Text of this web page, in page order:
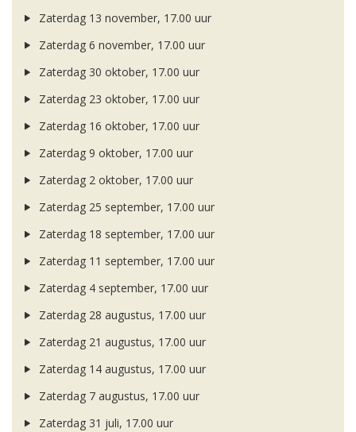
Zaterdag 13 november, 17.00 uur
Zaterdag 6 november, 17.00 uur
Zaterdag 30 oktober, 17.00 uur
Zaterdag 23 oktober, 17.00 uur
Zaterdag 16 oktober, 17.00 uur
Zaterdag 9 oktober, 17.00 uur
Zaterdag 2 oktober, 17.00 uur
Zaterdag 25 september, 17.00 uur
Zaterdag 18 september, 17.00 uur
Zaterdag 11 september, 17.00 uur
Zaterdag 4 september, 17.00 uur
Zaterdag 28 augustus, 17.00 uur
Zaterdag 21 augustus, 17.00 uur
Zaterdag 14 augustus, 17.00 uur
Zaterdag 7 augustus, 17.00 uur
Zaterdag 31 juli, 17.00 uur